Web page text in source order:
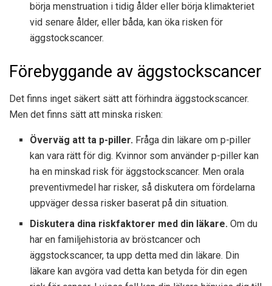
börja menstruation i tidig ålder eller börja klimakteriet
vid senare ålder, eller båda, kan öka risken för
äggstockscancer.
Förebyggande av äggstockscancer
Det finns inget säkert sätt att förhindra äggstockscancer.
Men det finns sätt att minska risken:
Överväg att ta p-piller. Fråga din läkare om p-piller
kan vara rätt för dig. Kvinnor som använder p-piller kan
ha en minskad risk för äggstockscancer. Men orala
preventivmedel har risker, så diskutera om fördelarna
uppväger dessa risker baserat på din situation.
Diskutera dina riskfaktorer med din läkare. Om du
har en familjehistoria av bröstcancer och
äggstockscancer, ta upp detta med din läkare. Din
läkare kan avgöra vad detta kan betyda för din egen